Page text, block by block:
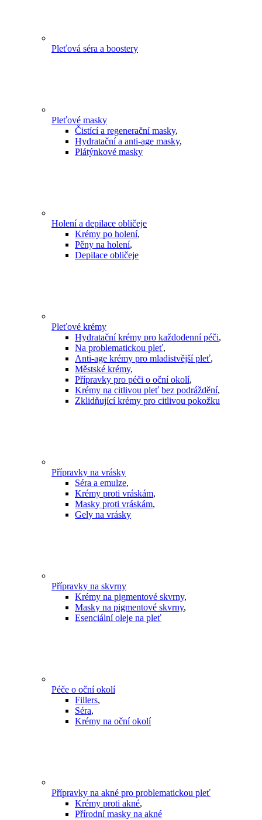
Pleťová séra a boostery
Pleťové masky
Čistící a regenerační masky,
Hydratační a anti-age masky,
Plátýnkové masky
Holení a depilace obličeje
Krémy po holení,
Pěny na holení,
Depilace obličeje
Pleťové krémy
Hydratační krémy pro každodenní péči,
Na problematickou pleť,
Anti-age krémy pro mladistvější pleť,
Městské krémy,
Přípravky pro péči o oční okolí,
Krémy na citlivou pleť bez podráždění,
Zklidňující krémy pro citlivou pokožku
Přípravky na vrásky
Séra a emulze,
Krémy proti vráskám,
Masky proti vráskám,
Gely na vrásky
Přípravky na skvrny
Krémy na pigmentové skvrny,
Masky na pigmentové skvrny,
Esenciální oleje na pleť
Péče o oční okolí
Fillers,
Séra,
Krémy na oční okolí
Přípravky na akné pro problematickou pleť
Krémy proti akné,
Přírodní masky na akné